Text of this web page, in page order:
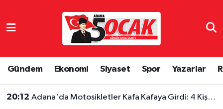
Gündem Ekonomi Siyaset Spor Yazarlar
20:12 Adana'da Motosikletler Kafa Kafaya Girdi: 4 Kişi Yaralandı
Adana Nöbetçi Eczaneler